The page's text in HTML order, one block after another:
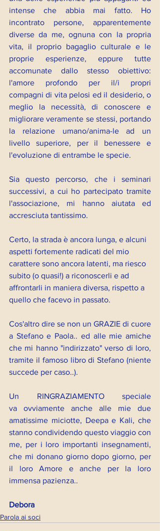
intense che abbia mai fatto. Ho
incontrato persone, apparentemente
diverse da me, ognuna con la propria
vita, il proprio bagaglio culturale e le
proprie esperienze, eppure tutte
accomunate dallo stesso obiettivo:
l'amore profondo per il/i propri
compagni di vita pelosi ed il desiderio, o
meglio la necessità, di conoscere e
migliorare veramente se stessi, portando
la relazione umano/anima-le ad un
livello superiore, per il benessere e
l'evoluzione di entrambe le specie.
Sia questo percorso, che i seminari
successivi, a cui ho partecipato tramite
l'associazione, mi hanno aiutata ed
accresciuta tantissimo.
Certo, la strada è ancora lunga, e alcuni
aspetti fortemente radicati del mio
carattere sono ancora latenti, ma riesco
subito (o quasi!) a riconoscerli e ad
affrontarli in maniera diversa, rispetto a
quello che facevo in passato.
Cos'altro dire se non un GRAZIE di cuore
a Stefano e Paola.. ed alle mie amiche
che mi hanno "indirizzato" verso di loro,
tramite il famoso libro di Stefano (niente
succede per caso..).
Un RINGRAZIAMENTO speciale
va ovviamente anche alle mie due
amatissime miciotte, Deepa e Kali, che
stanno condividendo questo viaggio con
me, per i loro importanti insegnamenti,
che mi donano giorno dopo giorno, per
il loro Amore e anche per la loro
immensa pazienza..
Debora
Parola ai soci